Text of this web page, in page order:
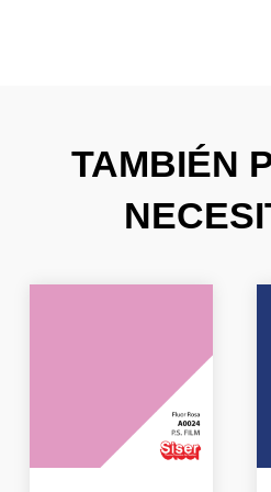
TAMBIÉN
26,66 €.15,99 €.